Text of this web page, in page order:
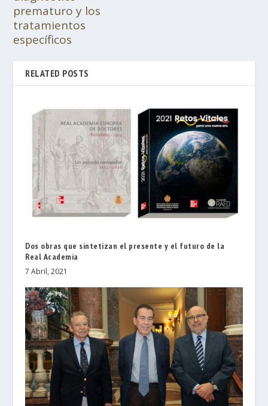
prematuro y los
tratamientos
específicos
RELATED POSTS
Dos obras que sintetizan el presente y el futuro de la
Real Academia
7 Abril, 2021